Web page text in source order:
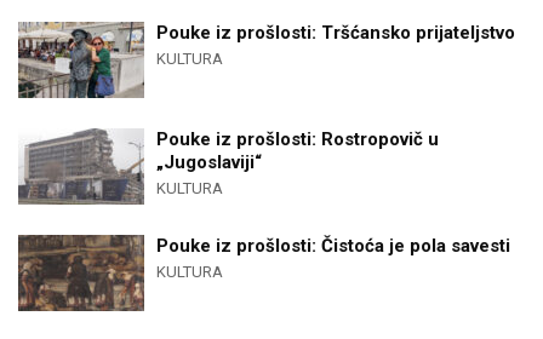
Pouke iz prošlosti: Tršćansko prijateljstvo
KULTURA
Pouke iz prošlosti: Rostropovič u
„Jugoslaviji“
KULTURA
Pouke iz prošlosti: Čistoća je pola savesti
KULTURA